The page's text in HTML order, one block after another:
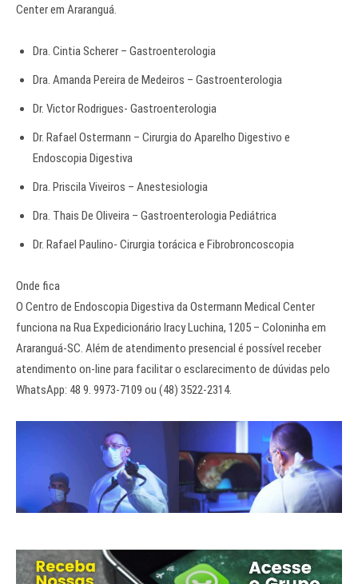
Center em Araranguá.
Dra. Cintia Scherer – Gastroenterologia
Dra. Amanda Pereira de Medeiros – Gastroenterologia
Dr. Victor Rodrigues- Gastroenterologia
Dr. Rafael Ostermann – Cirurgia do Aparelho Digestivo e
Endoscopia Digestiva
Dra. Priscila Viveiros – Anestesiologia
Dra. Thais De Oliveira – Gastroenterologia Pediátrica
Dr. Rafael Paulino- Cirurgia torácica e Fibrobroncoscopia
Onde fica
O Centro de Endoscopia Digestiva da Ostermann Medical Center
funciona na Rua Expedicionário Iracy Luchina, 1205 – Coloninha em
Araranguá-SC. Além de atendimento presencial é possível receber
atendimento on-line para facilitar o esclarecimento de dúvidas pelo
WhatsApp: 48 9. 9973-7109 ou (48) 3522-2314.